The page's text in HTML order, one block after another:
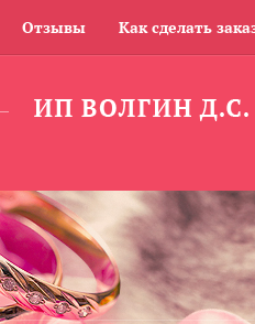
Отзывы Как сделать